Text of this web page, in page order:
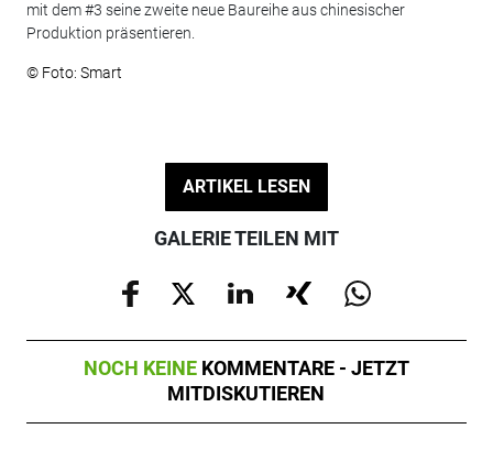
mit dem #3 seine zweite neue Baureihe aus chinesischer
Produktion präsentieren.
© Foto: Smart
ARTIKEL LESEN
GALERIE TEILEN MIT
NOCH KEINE KOMMENTARE - JETZT
MITDISKUTIEREN